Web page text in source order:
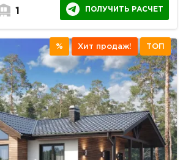
1 ПОЛУЧИТЬ РАСЧЕТ
% Хит продаж! ТОП